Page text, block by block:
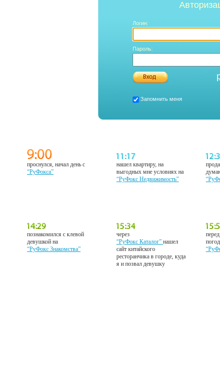
Логин:
Пароль:
Запомнить меня
проснулся, начал день с
“РуФокса”
нашел квартиру, на
выгодных мне условиях на
“РуФокс Недвижимость”
познакомился с клевой
девушкой на
“РуФокс Знакомства”
через
“РуФокс Каталог”нашел
сайт китайского
ресторанчика в городе, куда
я и позвал девушку